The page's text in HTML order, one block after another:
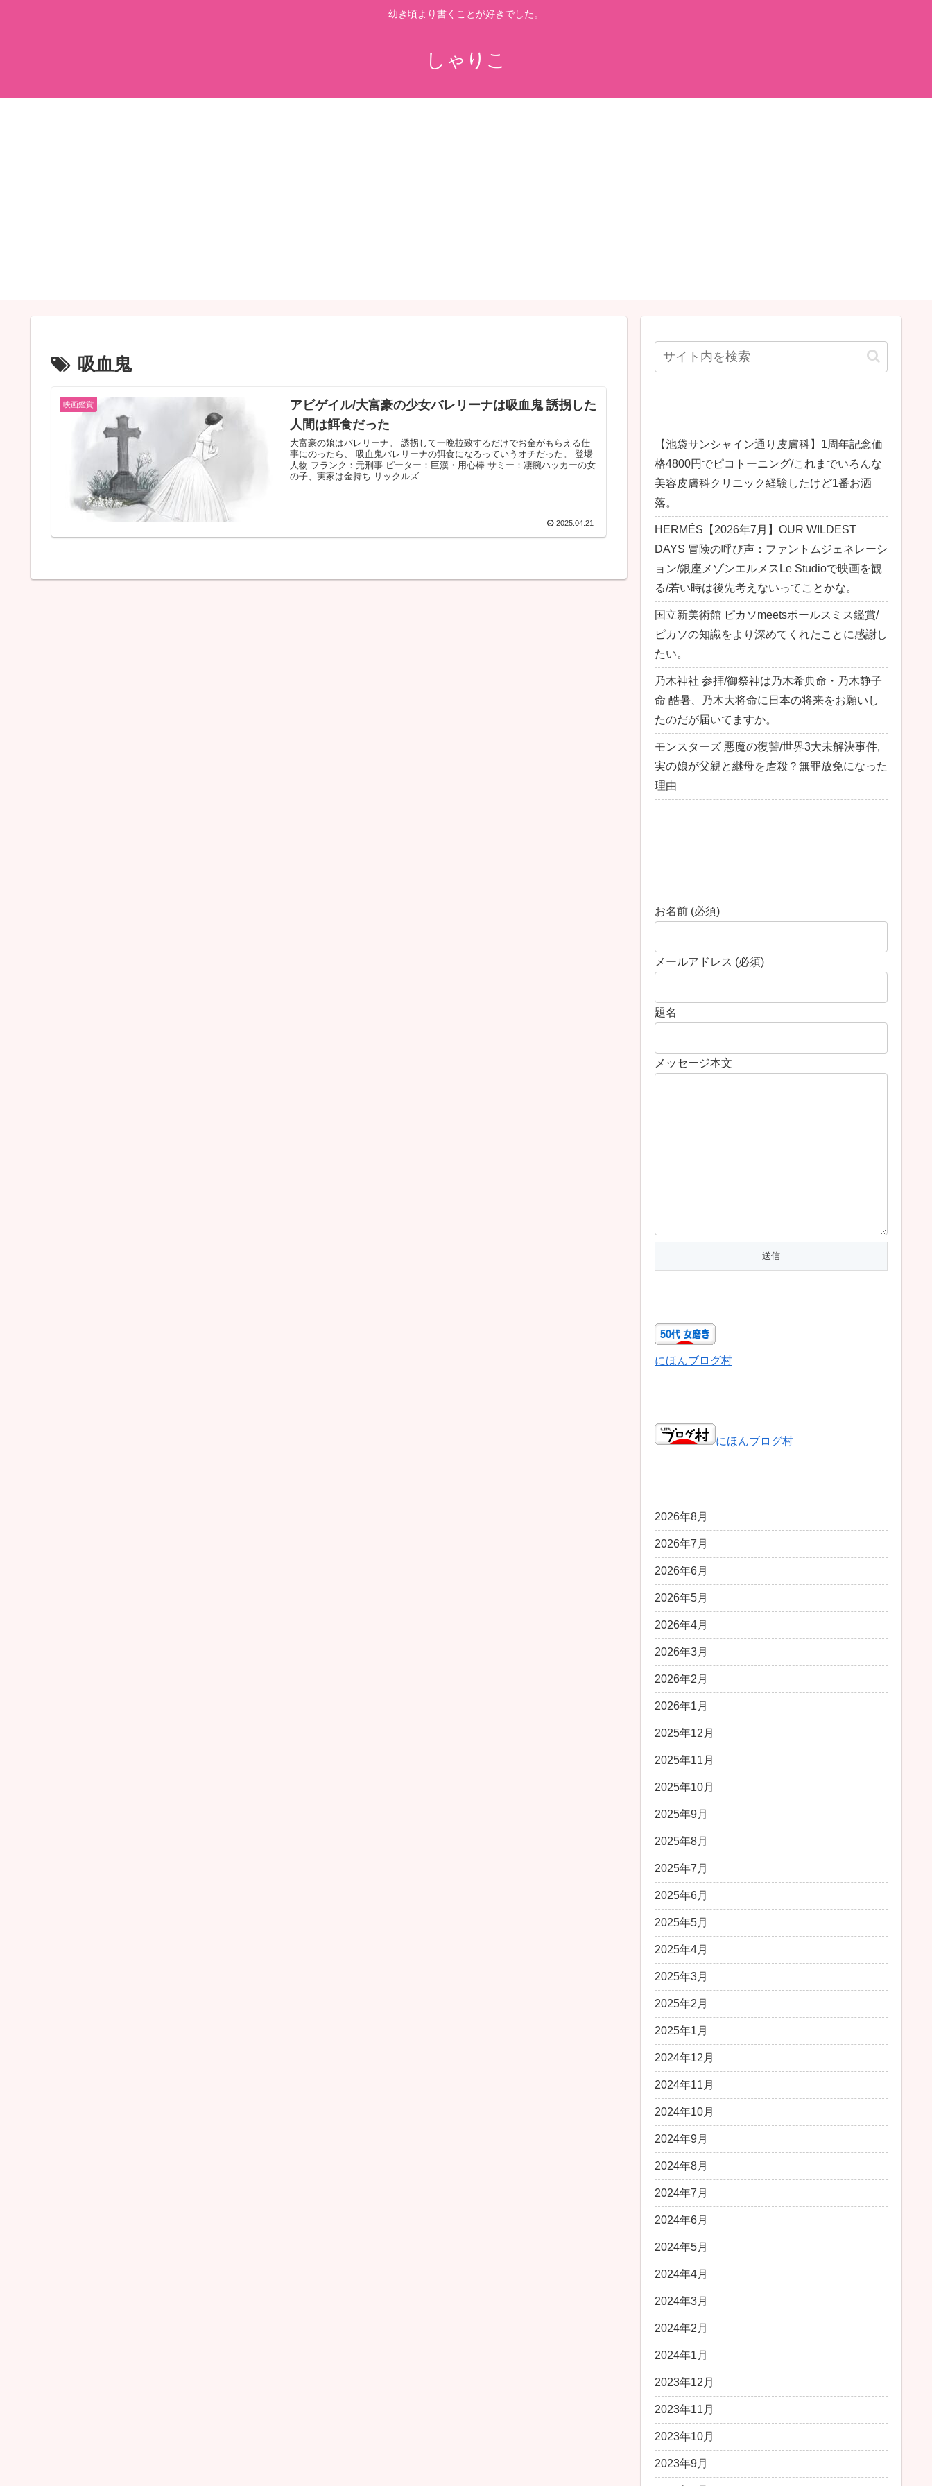
幼き頃より書くことが好きでした。
しゃりこ
吸血鬼
映画鑑賞
アビゲイル/大富豪の少女バレリーナは吸血鬼 誘拐した
人間は餌食だった
大富豪の娘はバレリーナ。 誘拐して一晩拉致するだけでお金がもらえる仕
事にのったら、 吸血鬼バレリーナの餌食になるっていうオチだった。 登場
人物 フランク：元刑事 ピーター：巨漢・用心棒 サミー：凄腕ハッカーの女
の子、実家は金持ち リックルズ...
2025.04.21
【池袋サンシャイン通り皮膚科】1周年記念価
格4800円でピコトーニング/これまでいろんな
美容皮膚科クリニック経験したけど1番お洒
落。
HERMÉS【2026年7月】OUR WILDEST
DAYS 冒険の呼び声：ファントムジェネレーシ
ョン/銀座メゾンエルメスLe Studioで映画を観
る/若い時は後先考えないってことかな。
国立新美術館 ピカソmeetsポールスミス鑑賞/
ピカソの知識をより深めてくれたことに感謝し
たい。
乃木神社 参拝/御祭神は乃木希典命・乃木静子
命 酷暑、乃木大将命に日本の将来をお願いし
たのだが届いてますか。
モンスターズ 悪魔の復讐/世界3大未解決事件,
実の娘が父親と継母を虐殺？無罪放免になった
理由
お名前 (必須)
メールアドレス (必須)
題名
メッセージ本文
にほんブログ村
にほんブログ村
2026年8月
2026年7月
2026年6月
2026年5月
2026年4月
2026年3月
2026年2月
2026年1月
2025年12月
2025年11月
2025年10月
2025年9月
2025年8月
2025年7月
2025年6月
2025年5月
2025年4月
2025年3月
2025年2月
2025年1月
2024年12月
2024年11月
2024年10月
2024年9月
2024年8月
2024年7月
2024年6月
2024年5月
2024年4月
2024年3月
2024年2月
2024年1月
2023年12月
2023年11月
2023年10月
2023年9月